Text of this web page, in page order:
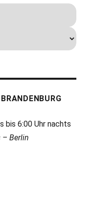
bis 6:00 Uhr nachts
– Berlin